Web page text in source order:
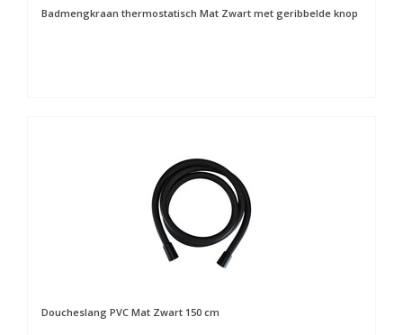
Badmengkraan thermostatisch Mat Zwart met geribbelde knop
Doucheslang PVC Mat Zwart 150 cm